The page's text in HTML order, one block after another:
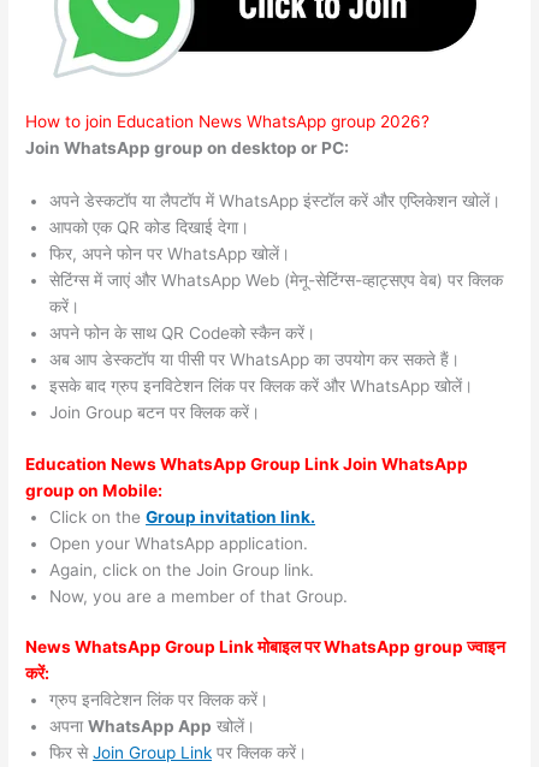
How to join Education News WhatsApp group 2026?
Join WhatsApp group on desktop or PC:
अपने डेस्कटॉप या लैपटॉप में WhatsApp इंस्टॉल करें और एप्लिकेशन खोलें।
आपको एक QR कोड दिखाई देगा।
फिर, अपने फोन पर WhatsApp खोलें।
सेटिंग्स में जाएं और WhatsApp Web (मेनू-सेटिंग्स-व्हाट्सएप वेब) पर क्लिक
करें।
अपने फोन के साथ QR Codeको स्कैन करें।
अब आप डेस्कटॉप या पीसी पर WhatsApp का उपयोग कर सकते हैं।
इसके बाद ग्रुप इनविटेशन लिंक पर क्लिक करें और WhatsApp खोलें।
Join Group बटन पर क्लिक करें।
Education News WhatsApp Group Link Join WhatsApp
group on Mobile:
Click on theGroup invitation link.
Open your WhatsApp application.
Again, click on the Join Group link.
Now, you are a member of that Group.
News WhatsApp Group Link मोबाइल पर WhatsApp group ज्वाइन
करें:
ग्रुप इनविटेशन लिंक पर क्लिक करें।
अपनाWhatsApp App खोलें।
फिर सेJoin Group Link पर क्लिक करें।